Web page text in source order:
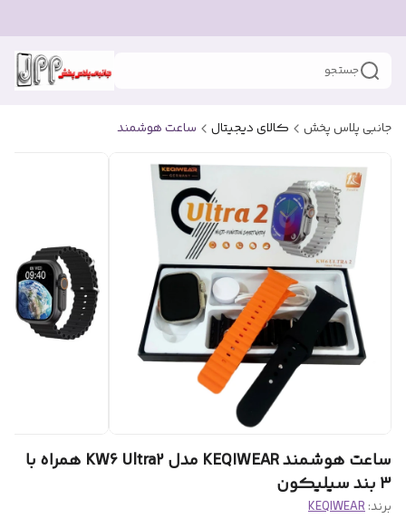
جستجو
جانبی پلاس پخش کالای دیجیتال ساعت هوشمند
ساعت هوشمند KEQIWEAR مدل KW6 Ultra2 همراه با
3 بند سیلیکون
برند:KEQIWEAR